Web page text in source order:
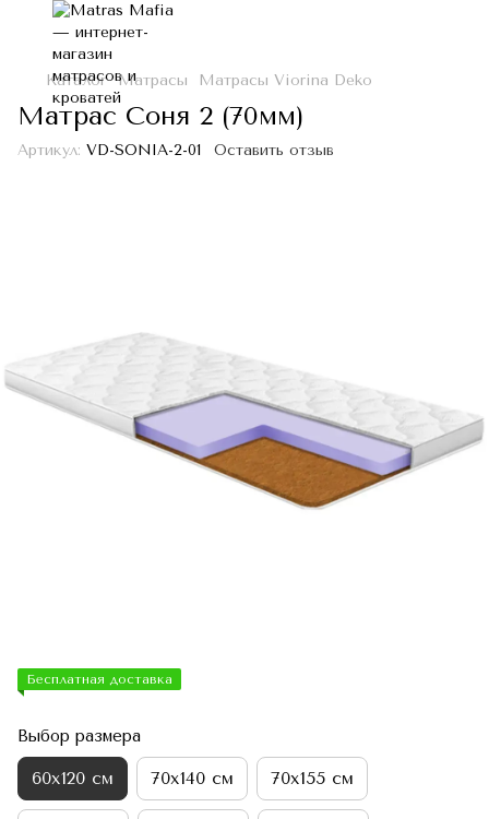
Каталог Матрасы Матрасы Viorina Deko
Матрас Соня 2 (70мм)
Артикул: VD-SONIA-2-01 Оставить отзыв
Бесплатная доставка
Выбор размера
60х120 см 70х140 см 70х155 см